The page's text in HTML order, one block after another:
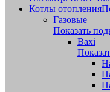
Котлы отопления
Газовые
Показать
Baxi